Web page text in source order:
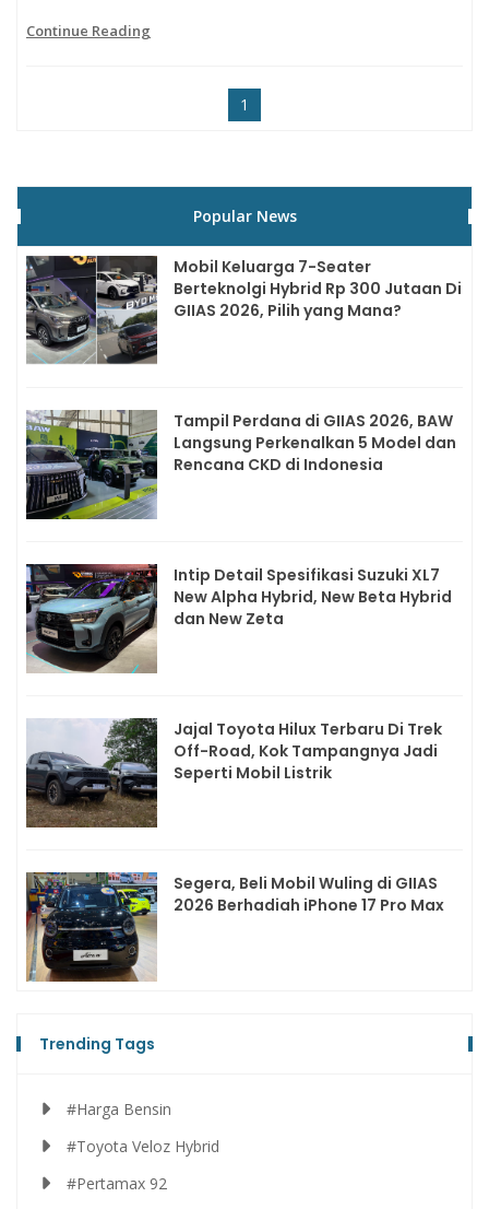
Continue Reading
1
Popular News
Mobil Keluarga 7-Seater
Berteknolgi Hybrid Rp 300 Jutaan Di
GIIAS 2026, Pilih yang Mana?
Tampil Perdana di GIIAS 2026, BAW
Langsung Perkenalkan 5 Model dan
Rencana CKD di Indonesia
Intip Detail Spesifikasi Suzuki XL7
New Alpha Hybrid, New Beta Hybrid
dan New Zeta
Jajal Toyota Hilux Terbaru Di Trek
Off-Road, Kok Tampangnya Jadi
Seperti Mobil Listrik
Segera, Beli Mobil Wuling di GIIAS
2026 Berhadiah iPhone 17 Pro Max
Trending Tags
#Harga Bensin
#Toyota Veloz Hybrid
#Pertamax 92